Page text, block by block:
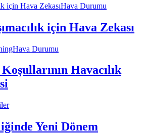
Hava Durumu
için Hava Zekası
Hava Durumu
Havacılık
Yeni Dönem